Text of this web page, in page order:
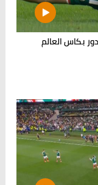
بكاس العالم